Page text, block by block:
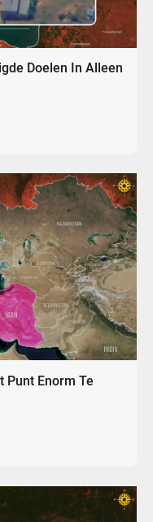
Doelen In Alleen
Punt Enorm Te